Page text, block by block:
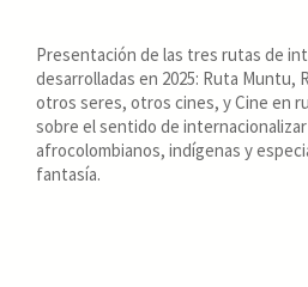
Presentación de las tres rutas de
desarrolladas en 2025: Ruta Muntu,
otros seres, otros cines, y Cine en
sobre el sentido de
afrocolombianos, indígenas y
fantasía.